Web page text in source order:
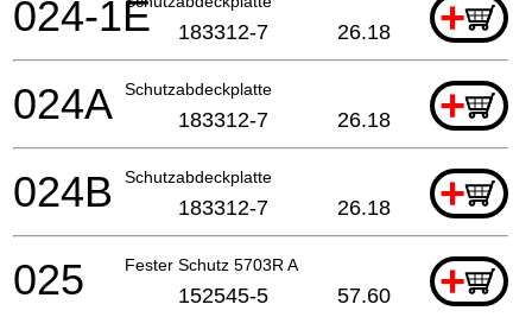
+
024-1E 183312-7 26.18
Schutzabdeckplatte +
024A 183312-7 26.18
Schutzabdeckplatte +
024B 183312-7 26.18
Fester Schutz 5703R A +
025 152545-5 57.60